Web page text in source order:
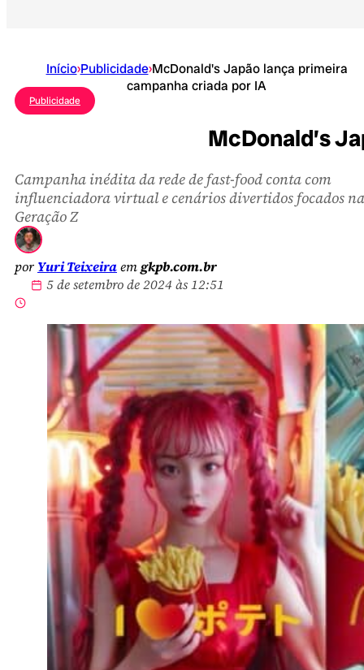
Início›Publicidade›McDonald's Japão lança primeira
campanha criada por IA
Publicidade
McDonald’s
Campanha inédita da rede de fast-food conta com
influenciadora virtual e cenários divertidos focados na
Geração Z
por Yuri Teixeiraemgkpb.com.br
5 de setembro de 2024 às 12:51